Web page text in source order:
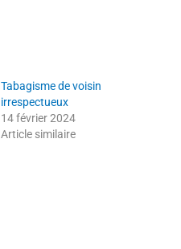
Tabagisme de voisin
irrespectueux
14 février 2024
Article similaire